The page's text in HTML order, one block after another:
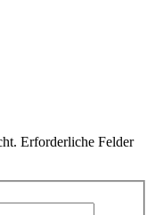
Erforderliche Felder